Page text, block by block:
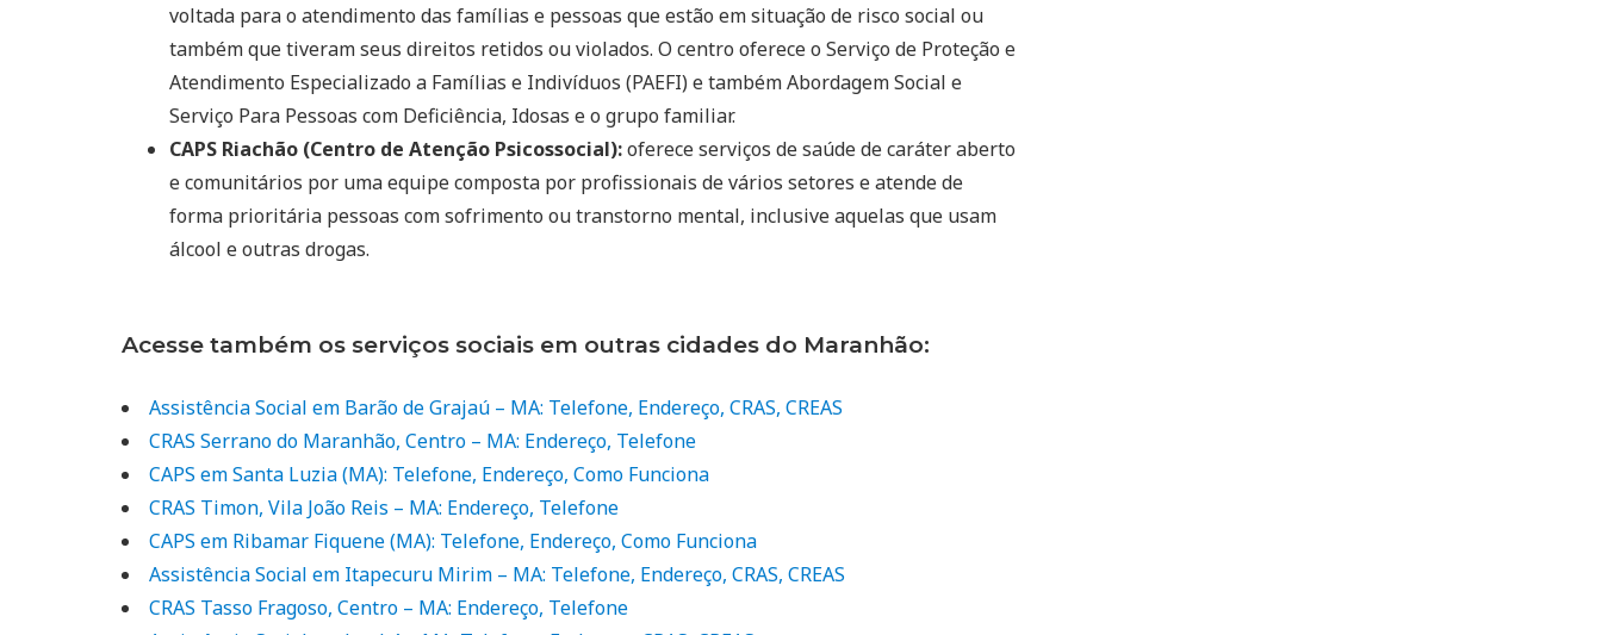
voltada para o atendimento das famílias e pessoas que estão em situação de risco social ou
também que tiveram seus direitos retidos ou violados. O centro oferece o Serviço de Proteção e
Atendimento Especializado a Famílias e Indivíduos (PAEFI) e também Abordagem Social e
Serviço Para Pessoas com Deficiência, Idosas e o grupo familiar.
CAPS Riachão (Centro de Atenção Psicossocial):oferece serviços de saúde de caráter aberto
e comunitários por uma equipe composta por profissionais de vários setores e atende de
forma prioritária pessoas com sofrimento ou transtorno mental, inclusive aquelas que usam
álcool e outras drogas.
Acesse também os serviços sociais em outras cidades do Maranhão:
Assistência Social em Barão de Grajaú – MA: Telefone, Endereço, CRAS, CREAS
CRAS Serrano do Maranhão, Centro – MA: Endereço, Telefone
CAPS em Santa Luzia (MA): Telefone, Endereço, Como Funciona
CRAS Timon, Vila João Reis – MA: Endereço, Telefone
CAPS em Ribamar Fiquene (MA): Telefone, Endereço, Como Funciona
Assistência Social em Itapecuru Mirim – MA: Telefone, Endereço, CRAS, CREAS
CRAS Tasso Fragoso, Centro – MA: Endereço, Telefone